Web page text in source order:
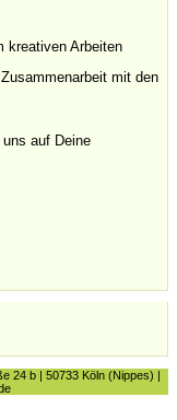
kreativen Arbeiten
mit den
auf Deine
24 b | 50733 Köln (Nippes) |